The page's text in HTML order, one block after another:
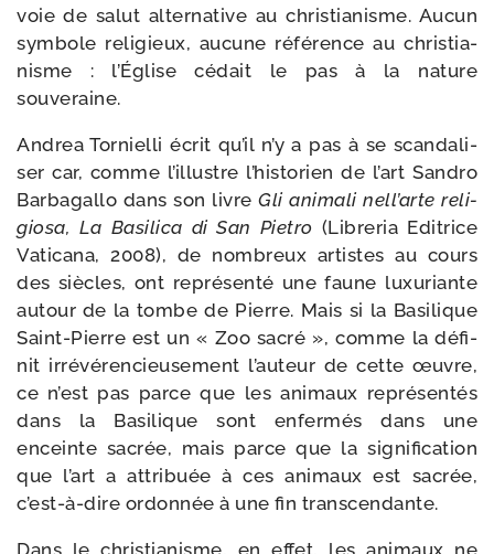
voie de salut alter­na­tive au chris­tia­nisme. Aucun
sym­bole reli­gieux, aucune réfé­rence au chris­tia­
nisme : l’Église cédait le pas à la nature
souveraine.
Andrea Tornielli écrit qu’il n’y a pas à se scan­da­li­
ser car, comme l’illustre l’his­to­rien de l’art Sandro
Barbagallo dans son livre Gli ani­ma­li nell’arte reli­
gio­sa, La Basilica di San Pietro (Libreria Editrice
Vaticana, 2008), de nom­breux artistes au cours
des siècles, ont repré­sen­té une faune luxu­riante
autour de la tombe de Pierre. Mais si la Basilique
Saint-​Pierre est un « Zoo sacré », comme la défi­
nit irré­vé­ren­cieu­se­ment l’au­teur de cette œuvre,
ce n’est pas parce que les ani­maux repré­sen­tés
dans la Basilique sont enfer­més dans une
enceinte sacrée, mais parce que la signi­fi­ca­tion
que l’art a attri­buée à ces ani­maux est sacrée,
c’est-​à-​dire ordon­née à une fin transcendante.
Dans le chris­tia­nisme, en effet, les ani­maux ne